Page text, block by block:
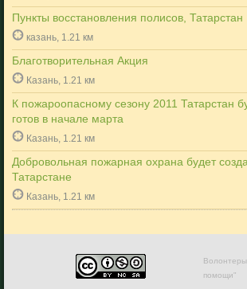
Пункты восстановления полисов, Татарстан
казань, 1.21 км
Благотворительная Акция
Казань, 1.21 км
К пожароопасному сезону 2011 Татарстан
готов в начале марта
Казань, 1.21 км
Добровольная пожарная охрана будет
Татарстане
Казань, 1.21 км
помощи"